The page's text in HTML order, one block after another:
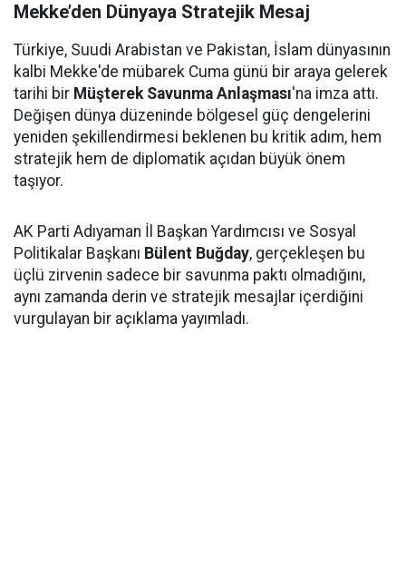
Mekke’den Dünyaya Stratejik Mesaj
Türkiye, Suudi Arabistan ve Pakistan, İslam dünyasının
kalbi Mekke'de mübarek Cuma günü bir araya gelerek
tarihi bir Müşterek Savunma Anlaşması'na imza attı.
Değişen dünya düzeninde bölgesel güç dengelerini
yeniden şekillendirmesi beklenen bu kritik adım, hem
stratejik hem de diplomatik açıdan büyük önem
taşıyor.
AK Parti Adıyaman İl Başkan Yardımcısı ve Sosyal
Politikalar Başkanı Bülent Buğday, gerçekleşen bu
üçlü zirvenin sadece bir savunma paktı olmadığını,
aynı zamanda derin ve stratejik mesajlar içerdiğini
vurgulayan bir açıklama yayımladı.